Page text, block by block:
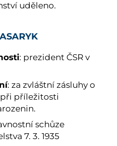
uděleno.
: prezident ČSR v
: za zvláštní zásluhy o
příležitosti
schůze
7. 3. 1935